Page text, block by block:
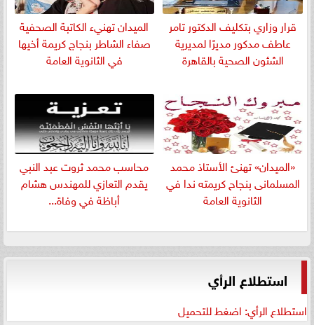
قرار وزاري بتكليف الدكتور تامر
عاطف مدكور مديرًا لمديرية
الشئون الصحية بالقاهرة
الميدان تهنيء الكاتبة الصحفية
صفاء الشاطر بنجاج كريمة أخيها
في الثانوية العامة
«الميدان» تهنئ الأستاذ محمد
المسلمانى بنجاح كريمته ندا في
الثانوية العامة
​محاسب محمد ثروت عبد النبي
يقدم التعازي للمهندس هشام
أباظة في وفاة...
استطلاع الرأي
استطلاع الرأي: اضغط للتحميل